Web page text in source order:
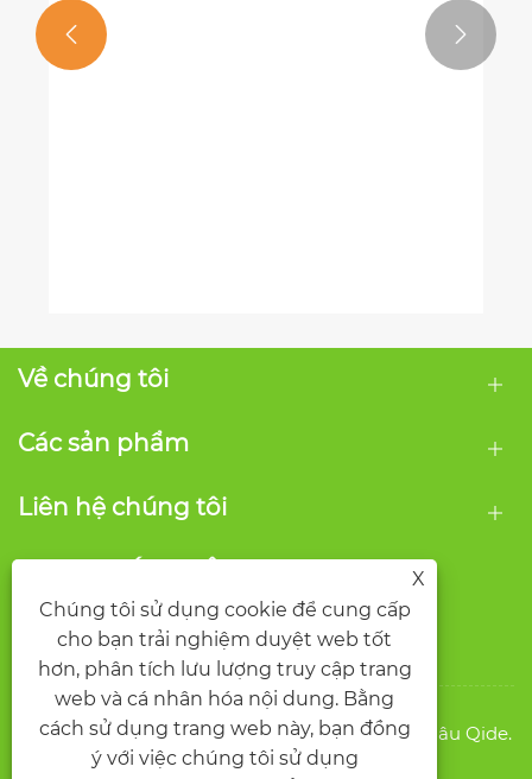
 
Về chúng tôi
Các sản phẩm
Liên hệ chúng tôi
Bản quyền © 2026 Công ty TNHH Bao bì Ôn Châu Qide.
Mọi quyền được bảo lưu.
X
Chúng tôi sử dụng cookie để cung cấp
cho bạn trải nghiệm duyệt web tốt
hơn, phân tích lưu lượng truy cập trang
web và cá nhân hóa nội dung. Bằng
cách sử dụng trang web này, bạn đồng
ý với việc chúng tôi sử dụng